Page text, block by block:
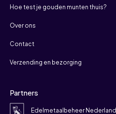
Hoe test je gouden munten thuis?
Over ons
Contact
Verzending en bezorging
Partners
Edelmetaalbeheer Nederland